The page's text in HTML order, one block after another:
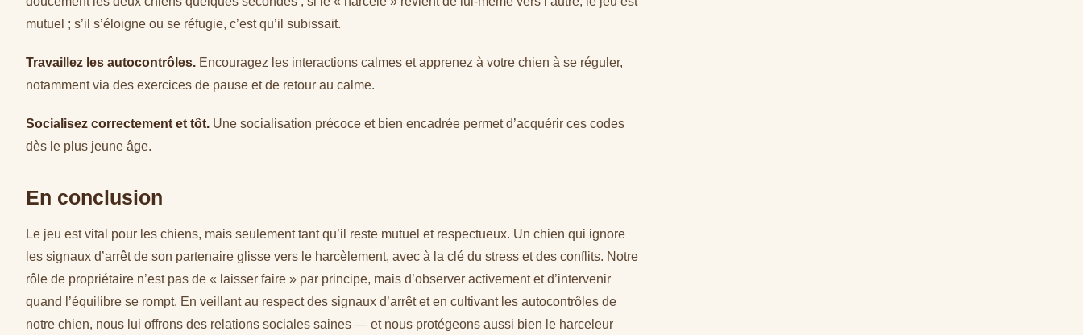
mutuel ; s’il s’éloigne ou se réfugie, c’est qu’il subissait.
Travaillez les autocontrôles. Encouragez les interactions calmes et apprenez à votre chien à se réguler,
notamment via des exercices de pause et de retour au calme.
Socialisez correctement et tôt. Une socialisation précoce et bien encadrée permet d’acquérir ces codes
dès le plus jeune âge.
En conclusion
Le jeu est vital pour les chiens, mais seulement tant qu’il reste mutuel et respectueux. Un chien qui ignore
les signaux d’arrêt de son partenaire glisse vers le harcèlement, avec à la clé du stress et des conflits. Notre
rôle de propriétaire n’est pas de « laisser faire » par principe, mais d’observer activement et d’intervenir
quand l’équilibre se rompt. En veillant au respect des signaux d’arrêt et en cultivant les autocontrôles de
notre chien, nous lui offrons des relations sociales saines — et nous protégeons aussi bien le harceleur